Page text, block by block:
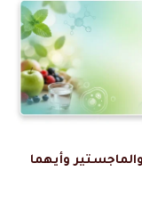
وأيهما